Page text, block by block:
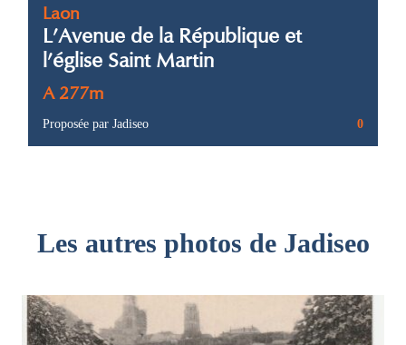
Laon
L’Avenue de la République et
l’église Saint Martin
A 277m
Proposée par Jadiseo 0
Les autres photos de Jadiseo